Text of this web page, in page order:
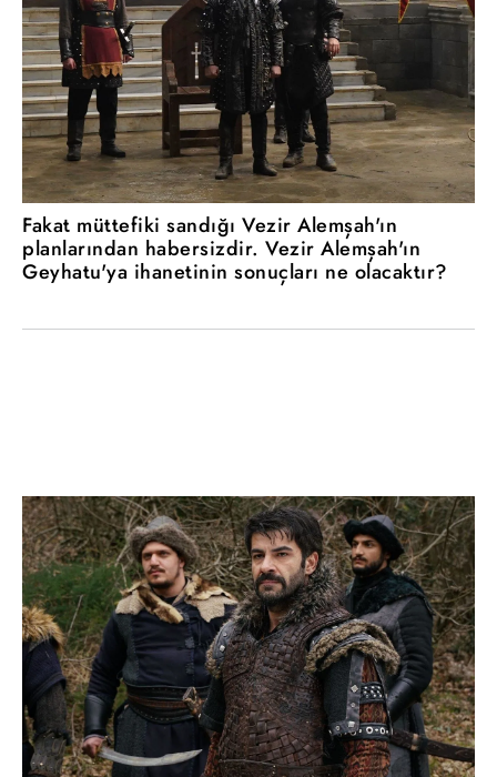
Fakat müttefiki sandığı Vezir Alemşah'ın
planlarından habersizdir. Vezir Alemşah'ın
Geyhatu'ya ihanetinin sonuçları ne olacaktır?